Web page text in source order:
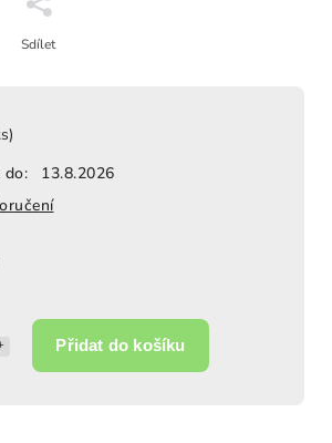
Přidat do košíku
do:
13.8.2026
Sdílet